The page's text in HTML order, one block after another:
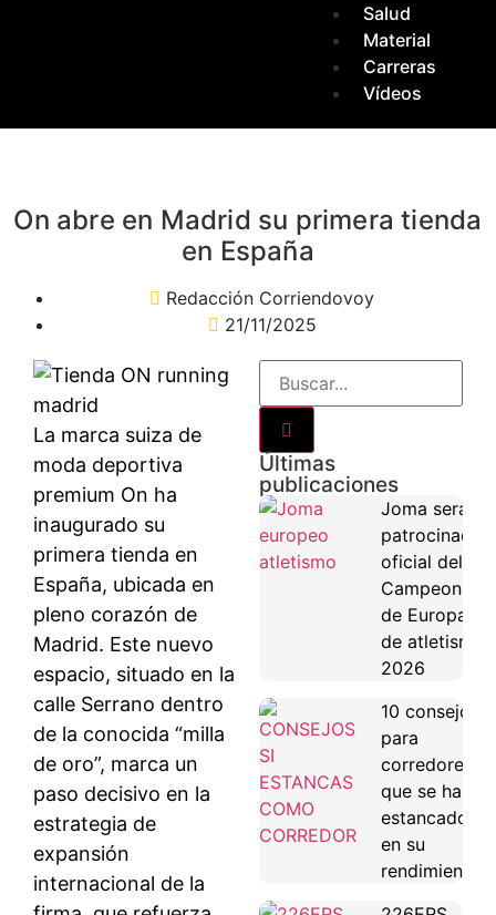
Salud
Material
Carreras
Vídeos
On abre en Madrid su primera tienda
en España
Redacción Corriendovoy
21/11/2025
La marca suiza de
moda deportiva
premium On ha
inaugurado su
primera tienda en
España, ubicada en
pleno corazón de
Madrid. Este nuevo
espacio, situado en la
calle Serrano dentro
de la conocida “milla
de oro”, marca un
paso decisivo en la
estrategia de
expansión
internacional de la
Últimas
publicaciones
Joma será
patrocinador
oficial del
Campeonato
de Europa
de atletismo
2026
10 consejos
para
corredores
que se han
estancado
en su
rendimiento